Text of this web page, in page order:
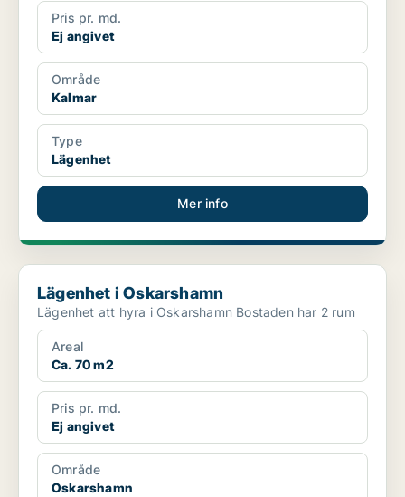
Pris pr. md.
Ej angivet
Område
Kalmar
Type
Lägenhet
Mer info
Lägenhet i Oskarshamn
Lägenhet i Oskarshamn
Lägenhet att hyra i Oskarshamn Bostaden har 2 rum
Areal
Ca. 70 m2
Pris pr. md.
Ej angivet
Område
Oskarshamn